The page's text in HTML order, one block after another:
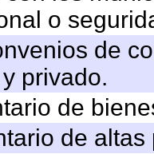
o
de
privado.
de
de